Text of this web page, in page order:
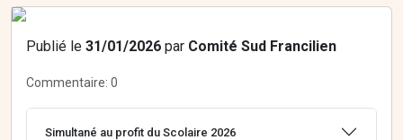
Publié le 31/01/2026 par Comité Sud Francilien
Commentaire: 0
Simultané au profit du Scolaire 2026